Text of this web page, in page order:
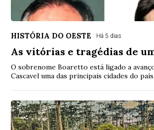
HISTÓRIA DO OESTE Há 5 dias
As vitórias e tragédias de
O sobrenome Boaretto está ligado a
Cascavel uma das principais cidades do